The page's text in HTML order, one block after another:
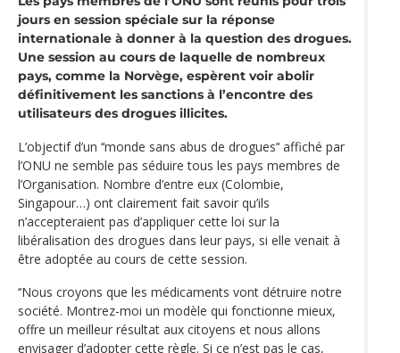
jours en session spéciale sur la réponse
internationale à donner à la question des drogues.
Une session au cours de laquelle de nombreux
pays, comme la Norvège, espèrent voir abolir
définitivement les sanctions à l’encontre des
utilisateurs des drogues illicites.
L’objectif d’un ‘‘monde sans abus de drogues’‘ affiché par
l’ONU ne semble pas séduire tous les pays membres de
l’Organisation. Nombre d’entre eux (Colombie,
Singapour…) ont clairement fait savoir qu’ils
n’accepteraient pas d’appliquer cette loi sur la
libéralisation des drogues dans leur pays, si elle venait à
être adoptée au cours de cette session.
‘‘Nous croyons que les médicaments vont détruire notre
société. Montrez-moi un modèle qui fonctionne mieux,
offre un meilleur résultat aux citoyens et nous allons
envisager d’adopter cette règle. Si ce n’est pas le cas,